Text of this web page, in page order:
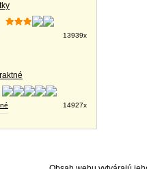
13939x
14927x